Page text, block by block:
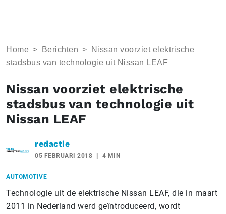
Home > Berichten >
Nissan voorziet elektrische
stadsbus van technologie uit Nissan LEAF
Nissan voorziet elektrische
stadsbus van technologie uit
Nissan LEAF
redactie
05 FEBRUARI 2018 4 MIN
AUTOMOTIVE
Technologie uit de elektrische Nissan LEAF, die in maart
2011 in Nederland werd geïntroduceerd, wordt